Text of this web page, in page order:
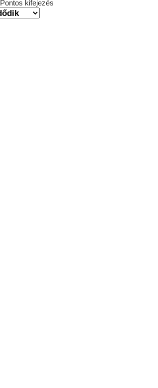
Pontos kifejezés